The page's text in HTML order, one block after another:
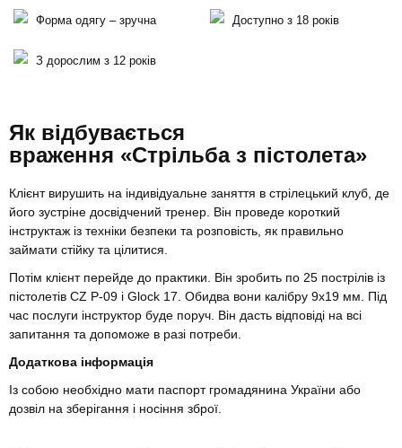
Форма одягу – зручна Доступно з 18 років
З дорослим з 12 років
Як відбувається
враження «Стрільба з пістолета»
Клієнт вирушить на індивідуальне заняття в стрілецький клуб, де
його зустріне досвідчений тренер. Він проведе короткий
інструктаж із техніки безпеки та розповість, як правильно
займати стійку та цілитися.
Потім клієнт перейде до практики. Він зробить по 25 пострілів із
пістолетів CZ P-09 і Glock 17. Обидва вони калібру 9х19 мм. Під
час послуги інструктор буде поруч. Він дасть відповіді на всі
запитання та допоможе в разі потреби.
Додаткова інформація
Із собою необхідно мати паспорт громадянина України або
дозвіл на зберігання і носіння зброї.